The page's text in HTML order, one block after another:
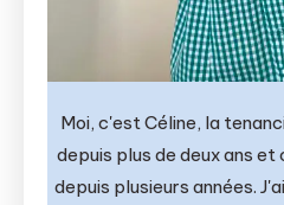
Moi, c'est Céline, la
depuis plus de deux ans
depuis plusieurs années.